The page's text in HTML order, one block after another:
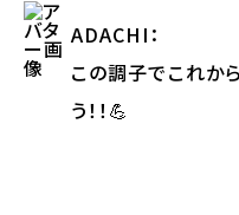
ADACHI ：
この調子でこれか
う！！💪